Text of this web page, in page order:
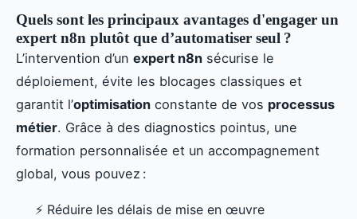
Quels sont les principaux avantages d'engager un
expert n8n plutôt que d’automatiser seul ?
L’intervention d’un expert n8n sécurise le
déploiement, évite les blocages classiques et
garantit l’optimisation constante de vos processus
métier. Grâce à des diagnostics pointus, une
formation personnalisée et un accompagnement
global, vous pouvez :
⚡ Réduire les délais de mise en œuvre